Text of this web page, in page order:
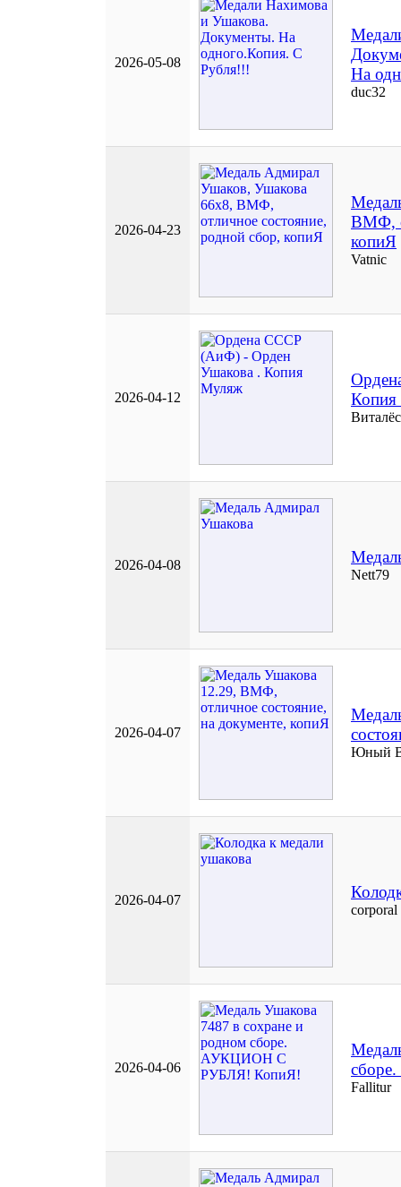
2026-05-08
На
duc32
2026-04-23
ВМФ,
копиЯ
Vatnic
2026-04-12
Виталёс
2026-04-08
Nett79
2026-04-07
Юный
2026-04-07
corporal
2026-04-06
Fallitur